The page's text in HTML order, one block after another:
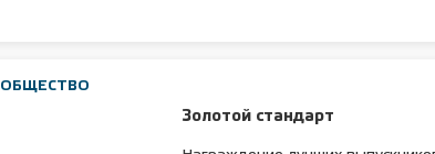
ОБЩЕСТВО
Золотой стандарт